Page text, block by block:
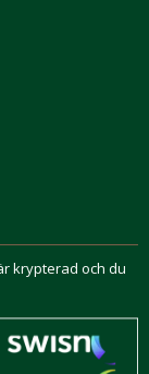
krypterad och du